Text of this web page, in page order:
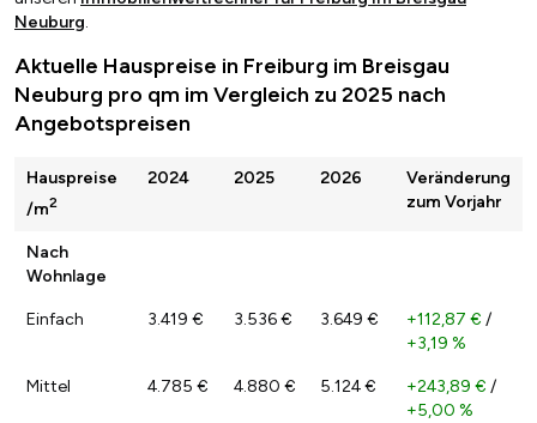
Neuburg.
Aktuelle Hauspreise in Freiburg im Breisgau
Neuburg pro qm im Vergleich zu 2025 nach
Angebotspreisen
Hauspreise
/m2
2024 2025 2026
Veränderung
zum Vorjahr
Nach
Wohnlage
Einfach 3.419 € 3.536 € 3.649 € +112,87 € /
+3,19 %
Mittel 4.785 € 4.880 € 5.124 € +243,89 € /
+5,00 %